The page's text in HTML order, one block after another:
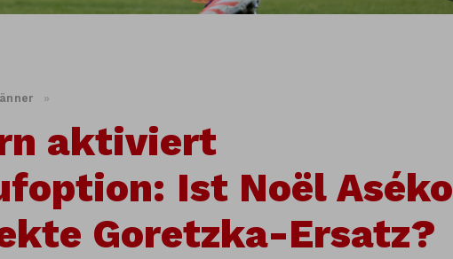
»
aktiviert
Ist Noël Aséko
Goretzka-Ersatz?